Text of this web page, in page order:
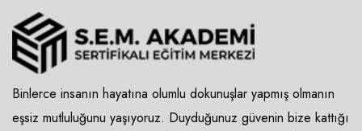
Binlerce insanın hayatına olumlu dokunuşlar yapmış olmanın
eşsiz mutluluğunu yaşıyoruz. Duyduğunuz güvenin bize kattığı